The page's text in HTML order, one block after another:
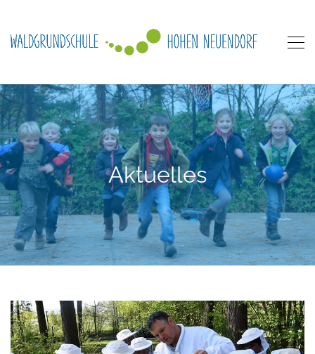
Aktuelles